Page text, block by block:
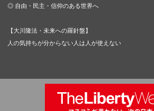
◎ 自由・民主・信仰のある世界へ
【大川隆法・未来への羅針盤】
人の気持ちが分からない人は人が使えない